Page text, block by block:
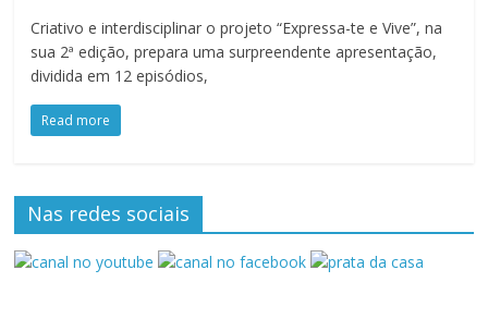
Criativo e interdisciplinar o projeto “Expressa-te e Vive”, na
sua 2ª edição, prepara uma surpreendente apresentação,
dividida em 12 episódios,
Read more
Nas redes sociais